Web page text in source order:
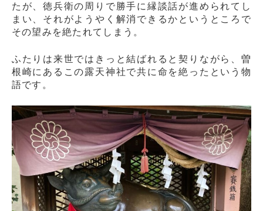
たが、徳兵衛の周りで勝手に縁談話が進められてし
まい、それがようやく解消できるかというところで
その望みを絶たれてしまう。
ふたりは来世ではきっと結ばれると契りながら、曽
根崎にあるこの露天神社で共に命を絶ったという物
語です。